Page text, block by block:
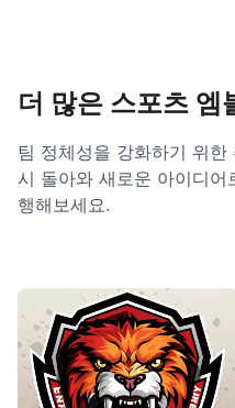
더 많은 스포츠 엠
팀 정체성을 강화하기 위
시 돌아와 새로운 아이디
행해보세요.